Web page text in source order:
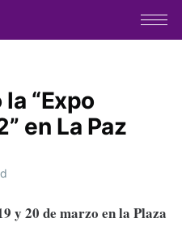
“Expo
en La Paz
y 20 de marzo en la Plaza